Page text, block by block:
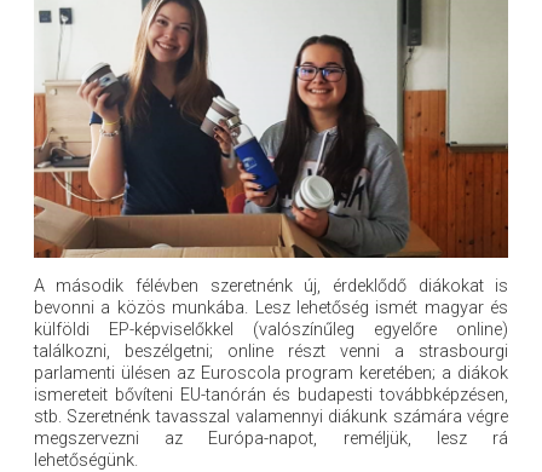
A második félévben szeretnénk új, érdeklődő diákokat is
bevonni a közös munkába. Lesz lehetőség ismét magyar és
külföldi EP-képviselőkkel (valószínűleg egyelőre online)
találkozni, beszélgetni; online részt venni a strasbourgi
parlamenti ülésen az Euroscola program keretében; a diákok
ismereteit bővíteni EU-tanórán és budapesti továbbképzésen,
stb. Szeretnénk tavasszal valamennyi diákunk számára végre
megszervezni az Európa-napot, reméljük, lesz rá
lehetőségünk.